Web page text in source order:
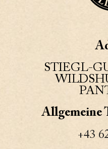
STIEGL-
Allgemeine
+43